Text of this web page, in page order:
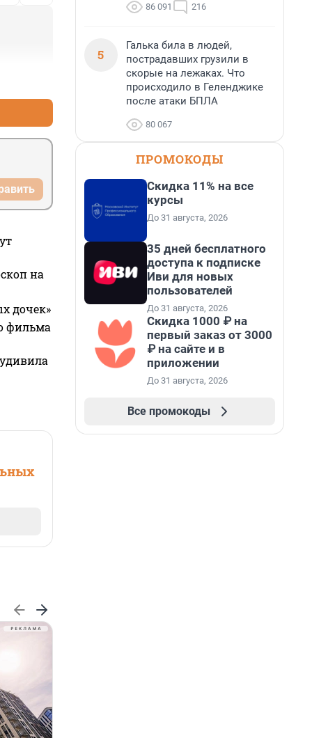
на
дочек»
фильма
86 091 216
5
Галька била в людей,
пострадавших грузили в
скорые на лежаках. Что
происходило в Геленджике
после атаки БПЛА
80 067
ПРОМОКОДЫ
Скидка 11% на все
курсы
До 31 августа, 2026
35 дней бесплатного
доступа к подписке
Иви для новых
пользователей
До 31 августа, 2026
Скидка 1000 ₽ на
первый заказ от 3000
₽ на сайте и в
приложении
До 31 августа, 2026
Все промокоды